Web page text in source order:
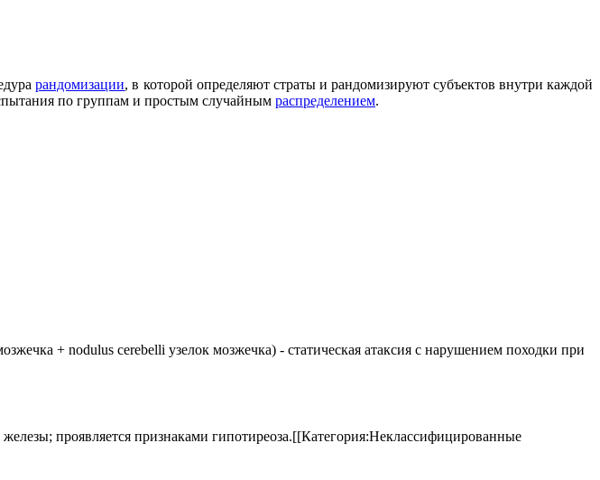
рандомизации, в которой определяют страты и рандомизируют субъектов внутри каждой
по группам и простым случайным распределением.
+ nodulus cerebelli узелок мозжечка) - статическая атаксия с нарушением походки при
проявляется признаками гипотиреоза.[[Категория:Неклассифицированные